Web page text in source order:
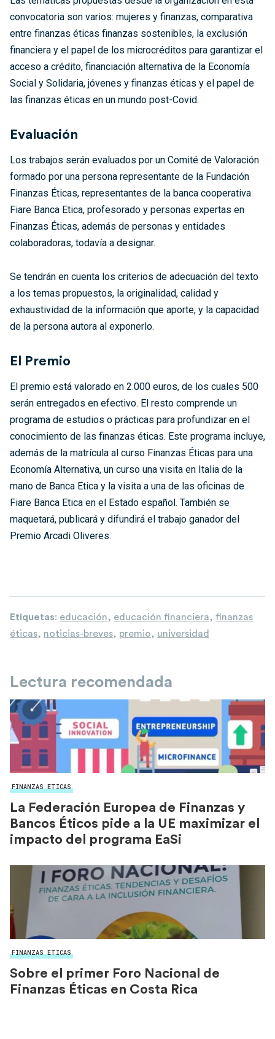
convocatoria son varios: mujeres y finanzas, comparativa
entre finanzas éticas finanzas sostenibles, la exclusión
financiera y el papel de los microcréditos para garantizar el
acceso a crédito, financiación alternativa de la Economía
Social y Solidaria, jóvenes y finanzas éticas y el papel de
las finanzas éticas en un mundo post-Covid.
Evaluación
Los trabajos serán evaluados por un Comité de Valoración
formado por una persona representante de la Fundación
Finanzas Éticas, representantes de la banca cooperativa
Fiare Banca Etica, profesorado y personas expertas en
Finanzas Éticas, además de personas y entidades
colaboradoras, todavía a designar.
Se tendrán en cuenta los criterios de adecuación del texto
a los temas propuestos, la originalidad, calidad y
exhaustividad de la información que aporte, y la capacidad
de la persona autora al exponerlo.
El Premio
El premio está valorado en 2.000 euros, de los cuales 500
serán entregados en efectivo. El resto comprende un
programa de estudios o prácticas para profundizar en el
conocimiento de las finanzas éticas. Este programa incluye,
además de la matrícula al curso Finanzas Éticas para una
Economía Alternativa, un curso una visita en Italia de la
mano de Banca Etica y la visita a una de las oficinas de
Fiare Banca Etica en el Estado español. También se
maquetará, publicará y difundirá el trabajo ganador del
Premio Arcadi Oliveres.
Etiquetas: educación, educación financiera, finanzas
éticas, noticias-breves, premio, universidad
Lectura recomendada
FINANZAS ETICAS
La Federación Europea de Finanzas y
Bancos Éticos pide a la UE maximizar el
impacto del programa EaSi
FINANZAS ETICAS
Sobre el primer Foro Nacional de
Finanzas Éticas en Costa Rica